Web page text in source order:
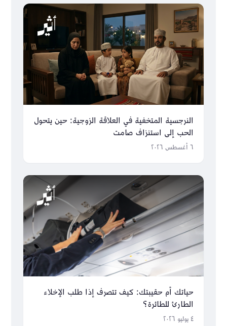
النرجسية المتخفية في العلاقة الزوجية: حين يتحول
الحب إلى استنزاف صامت
٦ أغسطس ٢٠٢٦
حياتك أم حقيبتك: كيف تتصرف إذا طلب الإخلاء
الطارئ للطائرة؟
٤ يوليو ٢٠٢٦